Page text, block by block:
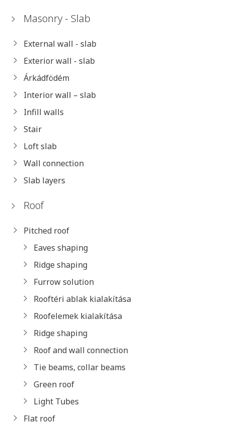
Masonry - Slab
External wall - slab
Exterior wall - slab
Árkádfödém
Interior wall – slab
Infill walls
Stair
Loft slab
Wall connection
Slab layers
Roof
Pitched roof
Eaves shaping
Ridge shaping
Furrow solution
Rooftéri ablak kialakítása
Roofelemek kialakítása
Ridge shaping
Roof and wall connection
Tie beams, collar beams
Green roof
Light Tubes
Flat roof